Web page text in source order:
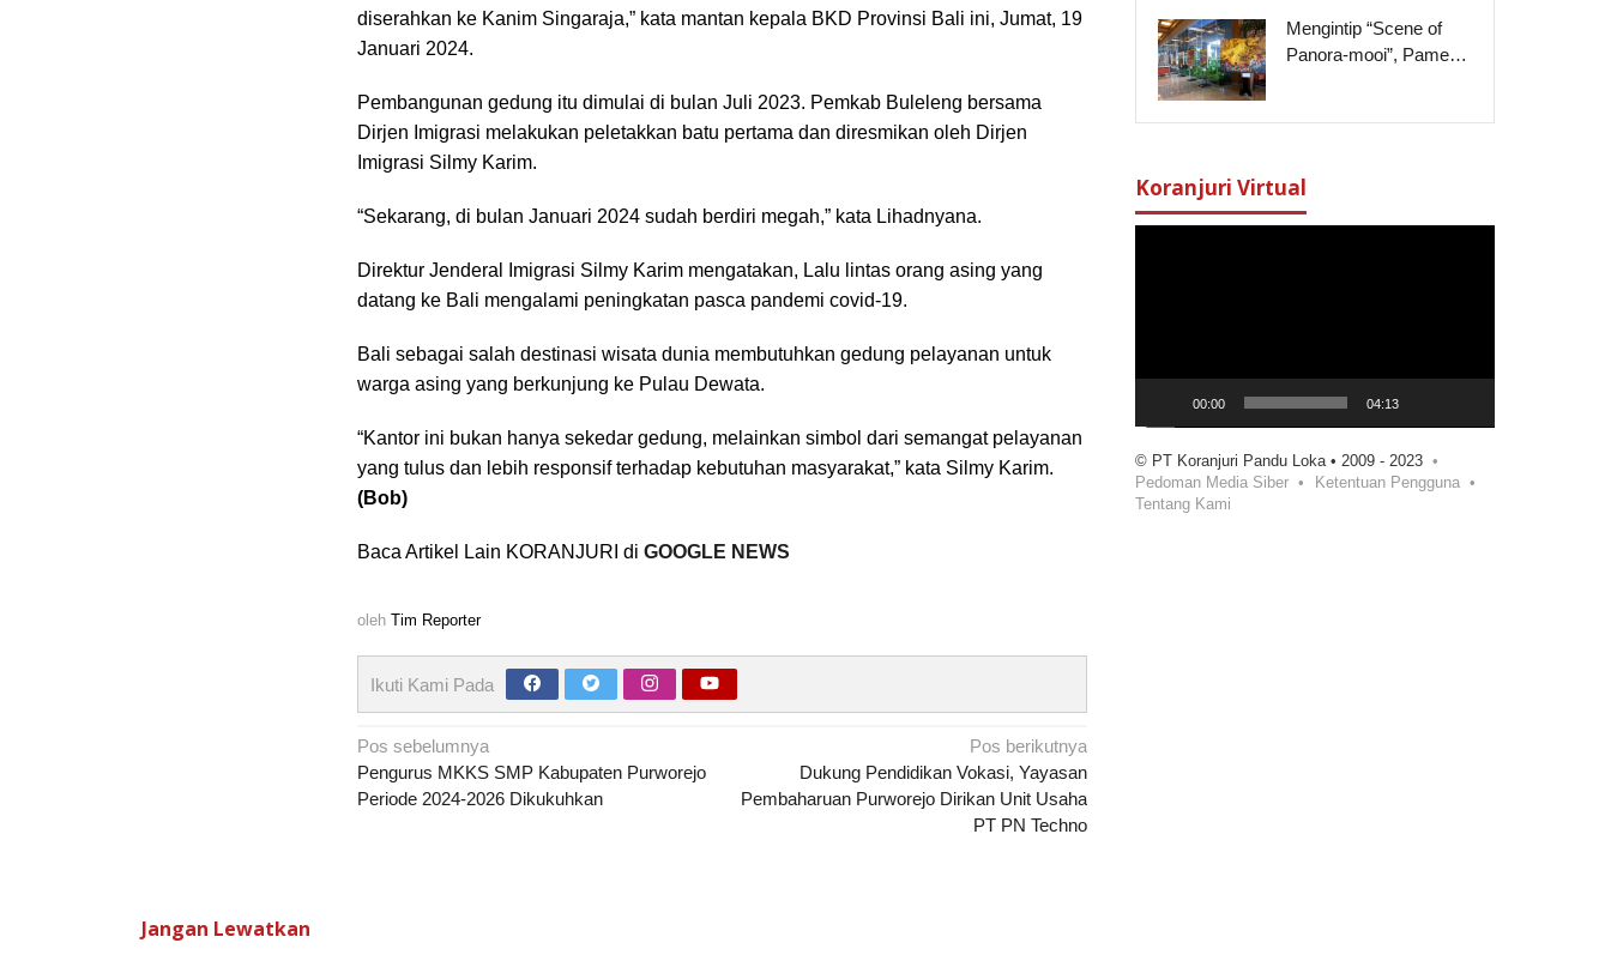
diserahkan ke Kanim Singaraja,” kata mantan kepala BKD Provinsi Bali ini, Jumat, 19
Januari 2024.
Pembangunan gedung itu dimulai di bulan Juli 2023. Pemkab Buleleng bersama
Dirjen Imigrasi melakukan peletakkan batu pertama dan diresmikan oleh Dirjen
Imigrasi Silmy Karim.
“Sekarang, di bulan Januari 2024 sudah berdiri megah,” kata Lihadnyana.
Direktur Jenderal Imigrasi Silmy Karim mengatakan, Lalu lintas orang asing yang
datang ke Bali mengalami peningkatan pasca pandemi covid-19.
Bali sebagai salah destinasi wisata dunia membutuhkan gedung pelayanan untuk
warga asing yang berkunjung ke Pulau Dewata.
“Kantor ini bukan hanya sekedar gedung, melainkan simbol dari semangat pelayanan
yang tulus dan lebih responsif terhadap kebutuhan masyarakat,” kata Silmy Karim.
(Bob)
Baca Artikel Lain KORANJURI di GOOGLE NEWS
oleh Tim Reporter
Ikuti Kami Pada
Navigasi
pos
Pos sebelumnya
Pengurus MKKS SMP Kabupaten Purworejo
Periode 2024-2026 Dikukuhkan
Pos berikutnya
Dukung Pendidikan Vokasi, Yayasan
Pembaharuan Purworejo Dirikan Unit Usaha
PT PN Techno
Jangan Lewatkan
Mengintip “Scene of
Panora-mooi”, Pame…
Koranjuri Virtual
00:00 04:13
© PT Koranjuri Pandu Loka • 2009 - 2023
Pedoman Media Siber
Ketentuan Pengguna
Tentang Kami